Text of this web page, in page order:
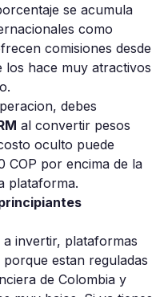
se acumula
como
comisiones desde
los hace muy atractivos
debes
al convertir pesos
oculto puede
COP por encima de la
plataforma.
a invertir, plataformas
porque estan reguladas
de Colombia y